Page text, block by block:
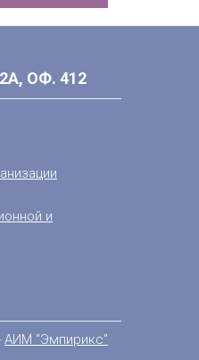
ОФ. 412
и
АИМ "Эмпирикс"